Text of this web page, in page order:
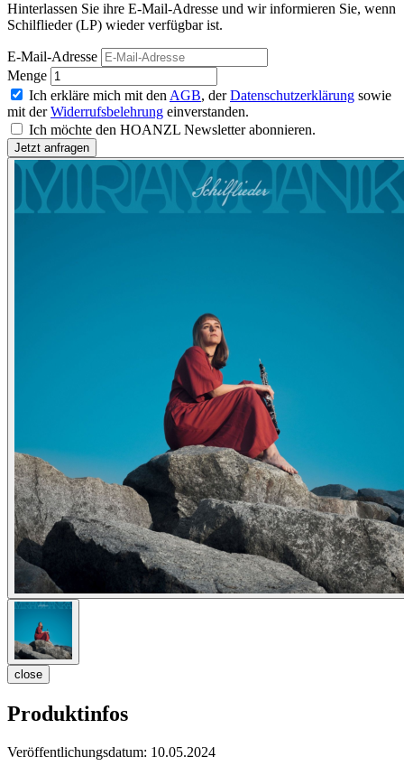
Hinterlassen Sie ihre E-Mail-Adresse und wir informieren Sie, wenn
Schilflieder (LP) wieder verfügbar ist.
E-Mail-Adresse
Menge
Ich erkläre mich mit den AGB, derDatenschutzerklärung sowie
mit derWiderrufsbelehrung einverstanden.
Ich möchte den HOANZL Newsletter abonnieren.
close
Produktinfos
Veröffentlichungsdatum: 10.05.2024